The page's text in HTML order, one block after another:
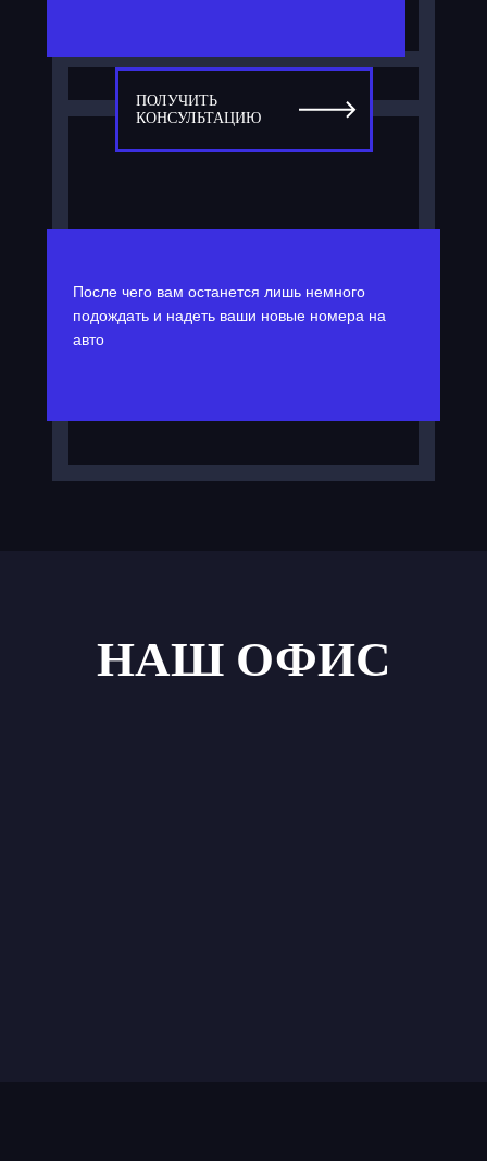
ПОЛУЧИТЬ
КОНСУЛЬТАЦИЮ
После чего вам останется лишь немного
подождать и надеть ваши новые номера на
авто
НАШ ОФИС